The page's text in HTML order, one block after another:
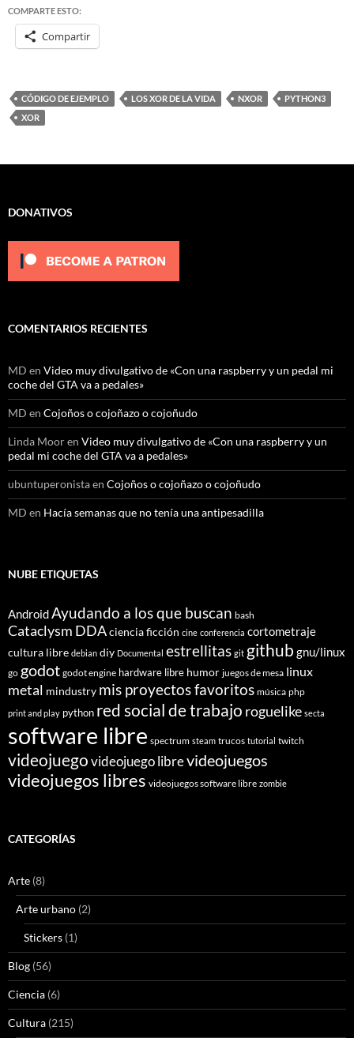
COMPARTE ESTO:
Compartir
CÓDIGO DE EJEMPLO LOS XOR DE LA VIDA NXOR
PYTHON3
XOR
DONATIVOS
COMENTARIOS RECIENTES
MD en Video muy divulgativo de «Con una raspberry y un pedal mi
coche del GTA va a pedales»
MD en Cojoños o cojoñazo o cojoñudo
Linda Mooren Video muy divulgativo de «Con una raspberry y un
pedal mi coche del GTA va a pedales»
ubuntuperonistaen Cojoños o cojoñazo o cojoñudo
MD en Hacía semanas que no tenía una antipesadilla
NUBE ETIQUETAS
AndroidAyudando a los que buscan bash
Cataclysm DDAciencia ficción cine conferencia cortometraje
cultura libre debian diy Documental estrellitas git github gnu/linux
go godot godot engine hardware libre humor juegos de mesa linux
metal mindustry mis proyectos favoritos música php
print and play python red social de trabajo roguelike secta
software libre spectrum steam trucos tutorial twitch
videojuegovideojuego librevideojuegos
videojuegos libres videojuegos software libre zombie
CATEGORÍAS
Arte (8)
Arte urbano (2)
Stickers (1)
Blog (56)
Ciencia (6)
Cultura (215)